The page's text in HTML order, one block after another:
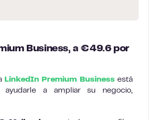
Business, a €49.6 por
LinkedIn Premium Businessestá
ayudarle a ampliar su negocio,